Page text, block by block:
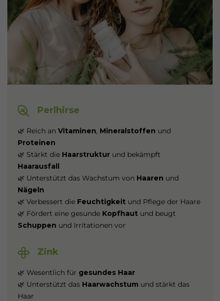
Perlhirse
🌿 Reich an Vitaminen, Mineralstoffen und
Proteinen
🌿 Stärkt die Haarstrukturund bekämpft
Haarausfall
🌿 Unterstützt das Wachstum von Haaren und
Nägeln
🌿 Verbessert die Feuchtigkeit und Pflege der Haare
🌿 Fördert eine gesunde Kopfhaut und beugt
Schuppen und Irritationen vor
Zink
🌿 Wesentlich für gesundes Haar
🌿 Unterstützt das Haarwachstum und stärkt das
Haar